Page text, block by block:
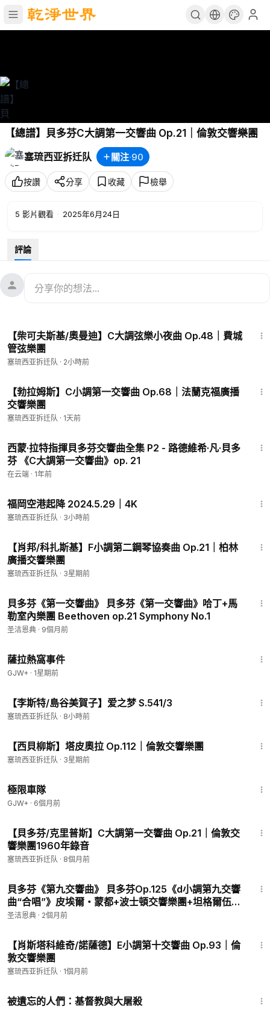
【總譜】貝多芬C大調第一交響曲 Op.21｜倫敦交響樂團
塞琉西亚拆迁队
關注·90
按讚 分享 收藏 檢舉
5 影片觀看 · 2025年6月24日
評論
【柴可夫斯基/奧曼迪】C大調弦樂小夜曲 Op.48｜費城
管弦樂團
塞琉西亚拆迁队 · 2小時前
【勃拉姆斯】C小調第一交響曲 Op.68｜法蘭克福廣播
交響樂團
塞琉西亚拆迁队 · 1天前
西蒙·拉特指揮貝多芬交響曲全集 P2 - 路德維希·凡·貝多
芬 《C大調第一交響曲》op. 21
在云端 · 1年前
福岡空港起降 2024.5.29｜4K
塞琉西亚拆迁队 · 3小時前
【肖邦/科扎斯基】F小調第二鋼琴協奏曲 Op.21｜柏林
廣播交響樂團
塞琉西亚拆迁队 · 3星期前
貝多芬《第一交響曲》 貝多芬《第一交響曲》哈丁+馬
勒室內樂團 Beethoven op.21 Symphony No.1
圣洁恩典 · 9個月前
薩拉熱窩事件
GJW+ · 1星期前
【李斯特/島谷美賀子】爱之梦 S.541/3
塞琉西亚拆迁队 · 8小時前
【西貝柳斯】塔皮奧拉 Op.112｜倫敦交響樂團
塞琉西亚拆迁队 · 3星期前
極限車隊
GJW+ · 6個月前
【貝多芬/克里普斯】C大調第一交響曲 Op.21｜倫敦交
響樂團1960年錄音
塞琉西亚拆迁队 · 8個月前
貝多芬《第九交響曲》 貝多芬Op.125《d小調第九交響
曲“合唱”》皮埃爾・蒙都+波士頓交響樂團+坦格爾伍德
節日合唱團1962.6.11–13/18倫敦沃爾瑟姆斯托集會廳錄
圣洁恩典 · 2個月前
【肖斯塔科維奇/諾薩德】E小調第十交響曲 Op.93｜倫
敦交響樂團
塞琉西亚拆迁队 · 1個月前
被遺忘的人們：基督教與大屠殺